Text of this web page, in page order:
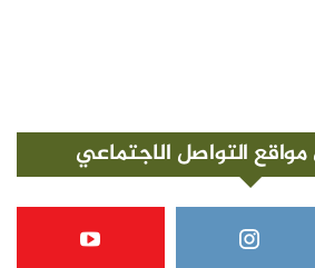
التواصل الاجتماعي